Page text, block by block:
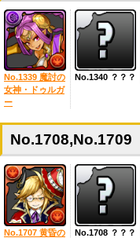
No.1339 魔討の
女神・ドゥルガ
ー
No.1340 ？？？
No.1708,No.1709
No.1707 黄昏の
No.1708 ？？？